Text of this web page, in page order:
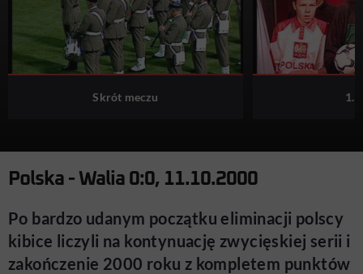
Skrót meczu 1.
Polska - Walia 0:0, 11.10.2000
Po bardzo udanym początku eliminacji polscy
kibice liczyli na kontynuację zwycięskiej serii i
zakończenie 2000 roku z kompletem punktów